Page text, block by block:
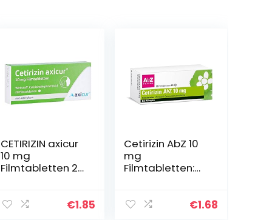
CETIRIZIN axicur
10 mg
Filmtabletten 20
€1.85
Cetirizin AbZ 10
mg
Filmtabletten:
Heuschnupfen
€1.68